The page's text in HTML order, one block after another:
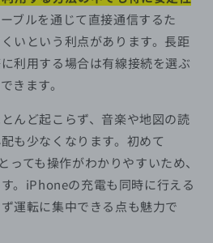
ブルを通じて直接通信するた
いという利点があります。長距
利用する場合は有線接続を選ぶ
きます。
んど起こらず、音楽や地図の読
も少なくなります。初めて
ても操作がわかりやすいため、
。iPhoneの充電も同時に行える
運転に集中できる点も魅力で